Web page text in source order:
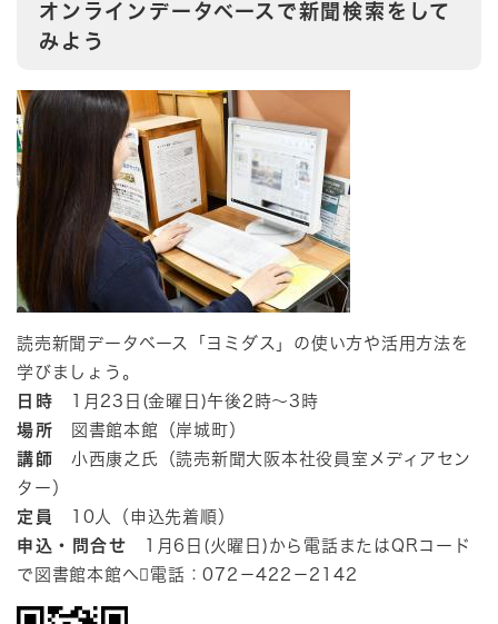
オンラインデータベースで新聞検索をして
みよう
読売新聞データベース「ヨミダス」の使い方や活用方法を
学びましょう。
日時 1月23日(金曜日)午後2時～3時
場所 図書館本館（岸城町）
講師 小西康之氏（読売新聞大阪本社役員室メディアセン
ター）
定員
10人（申込先着順）
申込・問合せ 1月6日(火曜日)から電話またはQRコード
で図書館本館へ電話：072－422－2142